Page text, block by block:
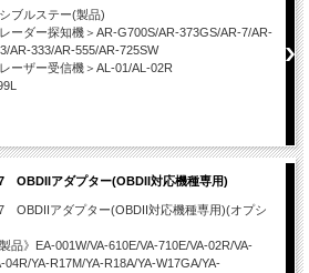
ブルステー(製品)
ーダー探知機＞AR-G700S/AR-373GS/AR-7/AR-
AR-333/AR-555/AR-725SW
ーザー受信機＞AL-01/AL-02R
OBDIIアダプター(OBDII対応機種専用)
OBDIIアダプター(OBDII対応機種専用)(オプシ
製品》EA-001W/VA-610E/VA-710E/VA-02R/VA-
04R/YA-R17M/YA-R18A/YA-W17GA/YA-